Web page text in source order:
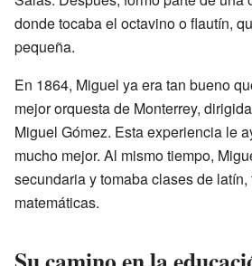
donde tocaba el octavino o flautín,
pequeña.
En 1864, Miguel ya era tan bueno
mejor orquesta de Monterrey,
Miguel Gómez. Esta experiencia le
mucho mejor. Al mismo tiempo,
secundaria y tomaba clases de
matemáticas.